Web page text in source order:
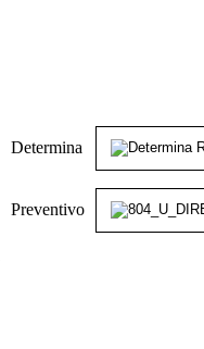
Determina
Preventivo